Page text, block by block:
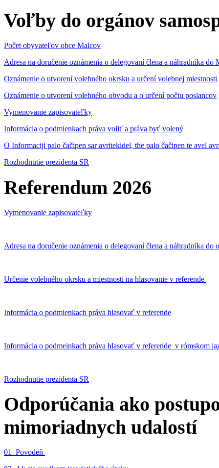
Voľby do orgánov
Počet obyvateľov obce Malcov
Adresa na doručenie oznámenia o delegovaní člena a náhradníka
Oznámenie o utvorení volebného okrsku a určení volebnej miestnosti
Oznámenie o utvorení volebného obvodu a o určení počtu poslancov
Vymenovanie zapisovateľky
Informácia o podmienkach práva voliť a práva byť volený
O Informaciji palo čačipen sar avritekidel, the palo čačipen te avel
Rozhodnutie prezidenta SR
Referendum 2026
Vymenovanie zapisovateľky
Adresa na doručenie oznámenia o delegovaní člena a náhradníka
Určenie volebného okrsku a miestnosti na hlasovanie v referende
Informácia o podmienkach práva hlasovať v referende
Informácia o podmeinkach práva hlasovať v referende v rómskom
Rozhodnutie prezidenta SR
Odporúčania ako
mimoriadnych udalostí
01_Povodeň